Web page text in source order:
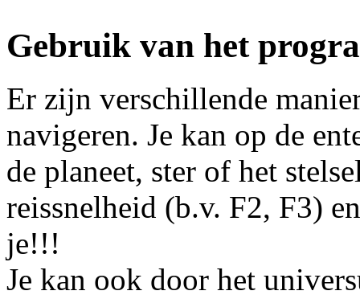
Gebruik van het
Er zijn verschillende
navigeren. Je kan op de
de planeet, ster of het
reissnelheid (b.v. F2, F3)
je!!!
Je kan ook door het